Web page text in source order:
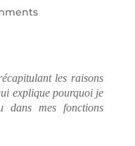
les raisons
explique pourquoi je
dans mes fonctions